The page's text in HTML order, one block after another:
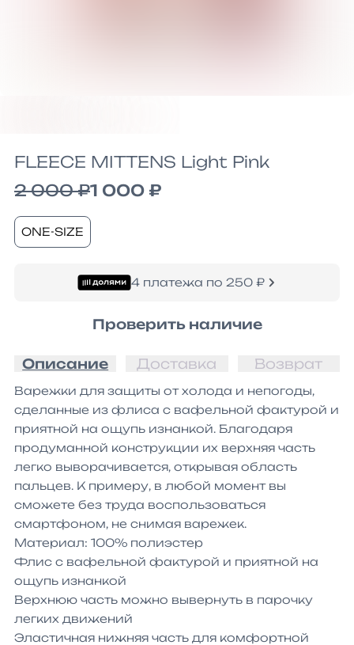
FLEECE MITTENS Light Pink
2 000 ₽1 000 ₽
ONE-SIZE
4 платежа по 250 ₽
Проверить наличие
Описание Доставка Возврат
Варежки для защиты от холода и непогоды,
сделанные из флиса с вафельной фактурой и
приятной на ощупь изнанкой. Благодаря
продуманной конструкции их верхняя часть
легко выворачивается, открывая область
пальцев. К примеру, в любой момент вы
сможете без труда воспользоваться
смартфоном, не снимая варежек.
Материал: 100% полиэстер
Флис с вафельной фактурой и приятной на
ощупь изнанкой
Верхнюю часть можно вывернуть в парочку
легких движений
Эластичная нижняя часть для комфортной